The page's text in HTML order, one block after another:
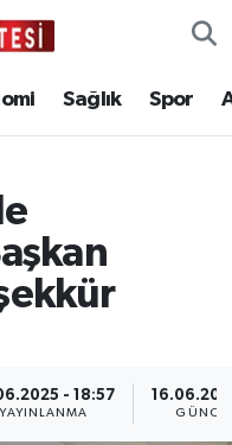
Sağlık Spor
- 18:57
YAYINLANMA
Fikstür